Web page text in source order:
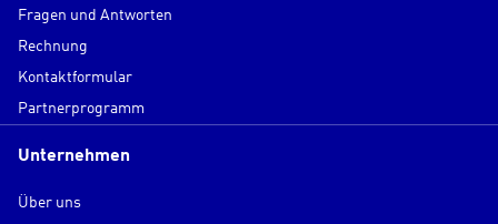
Fragen und Antworten
Rechnung
Kontaktformular
Partnerprogramm
Unternehmen
Über uns